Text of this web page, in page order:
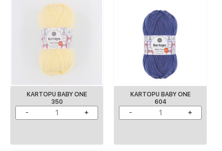
KARTOPU BABY ONE
350
KARTOPU BABY ONE
604